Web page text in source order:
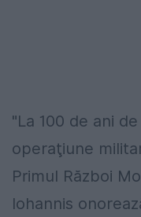
"La 100 de ani
operaţiune
Primul Război
Iohannis